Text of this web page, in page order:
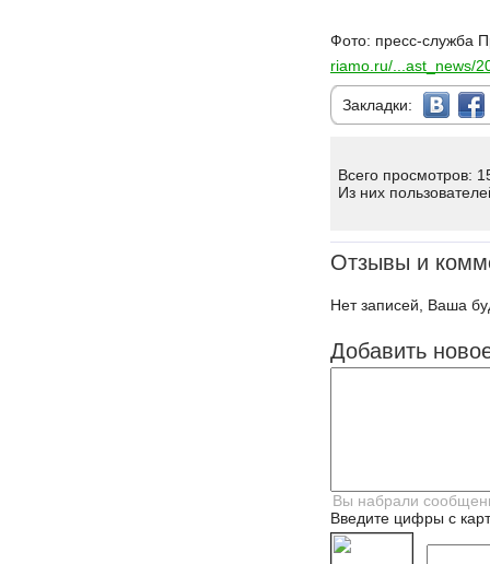
Фото: пресс-служба
riamo.ru/...ast_news/
Закладки:
Всего просмотров:
Из них
Отзывы и
Нет записей, Ваша
Добавить
Введите цифры с